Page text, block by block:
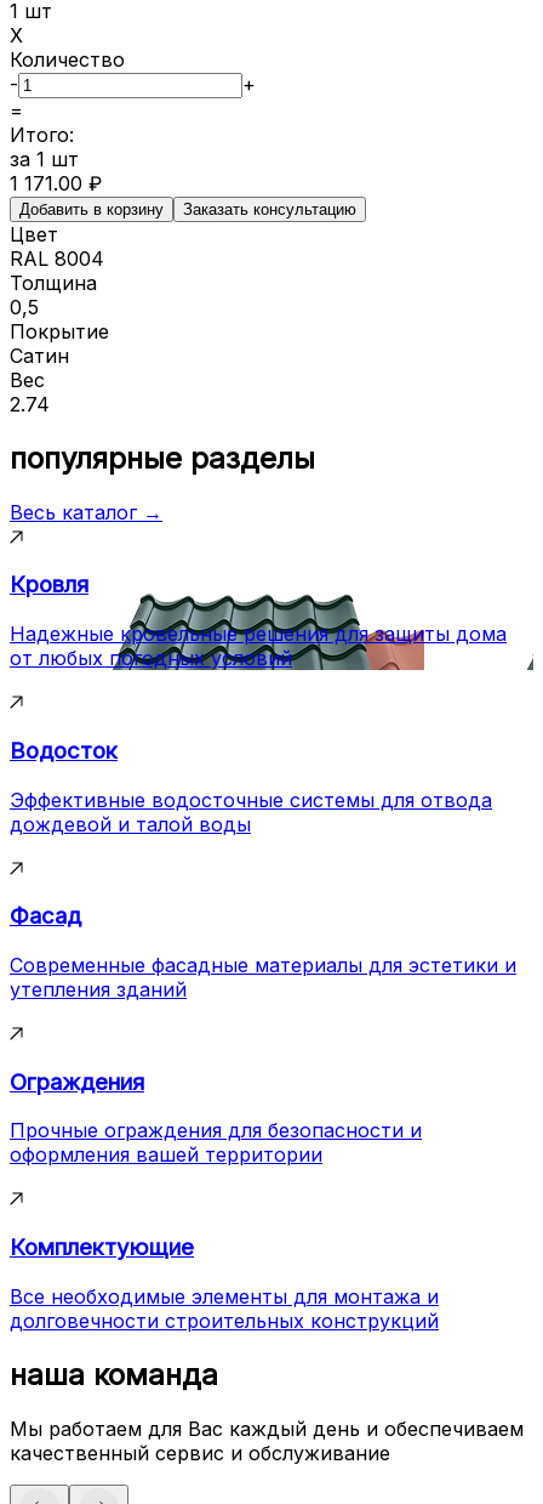
1 шт
X
Количество
-
+
=
Итого:
за 1 шт
1 171.00 ₽
Добавить в корзину Заказать консультацию
Цвет
RAL 8004
Толщина
0,5
Покрытие
Сатин
Вес
2.74
популярные разделы
Весь каталог →
Кровля
Надежные кровельные решения для защиты дома
от любых погодных условий
Водосток
Эффективные водосточные системы для отвода
дождевой и талой воды
Фасад
Современные фасадные материалы для эстетики и
утепления зданий
Ограждения
Прочные ограждения для безопасности и
оформления вашей территории
Комплектующие
Все необходимые элементы для монтажа и
долговечности строительных конструкций
наша команда
Мы работаем для Вас каждый день и обеспечиваем
качественный сервис и обслуживание